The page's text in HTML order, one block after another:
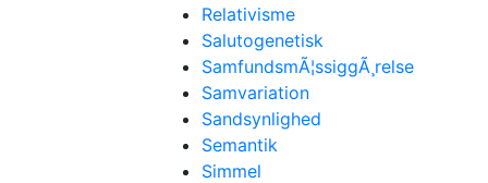
Relativisme
Salutogenetisk
SamfundsmÃ¦ssiggÃ¸relse
Samvariation
Sandsynlighed
Semantik
Simmel